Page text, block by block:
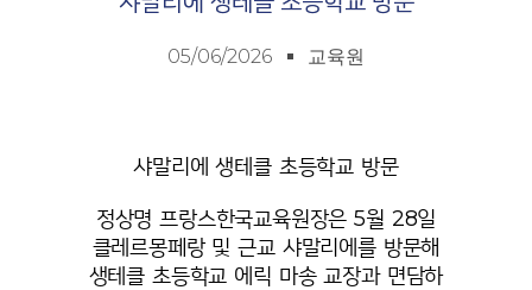
05/06/2026 교육원
샤말리에 생테클 초등학교 방문
정상명 프랑스한국교육원장은 5월 28일
클레르몽페랑 및 근교 샤말리에를 방문해
생테클 초등학교 에릭 마송 교장과 면담하